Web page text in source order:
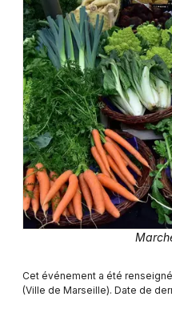
Sorties famille
Expos
Sorties & loisirs
Marchés dans les
Marchés en
Newsletter des sorties
Toulouse
Toutes les villes
Cet événement a été
(Ville de Marseille). Date de